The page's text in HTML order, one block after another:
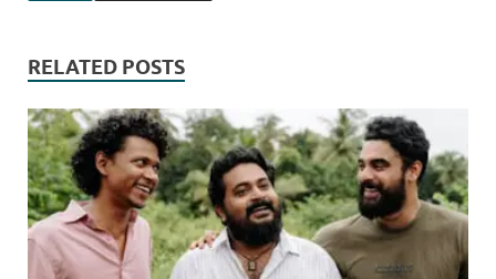
RELATED POSTS